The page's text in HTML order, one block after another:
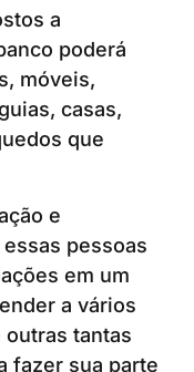
a
poderá
móveis,
casas,
que
e
pessoas
em um
a vários
tantas
fazer sua parte